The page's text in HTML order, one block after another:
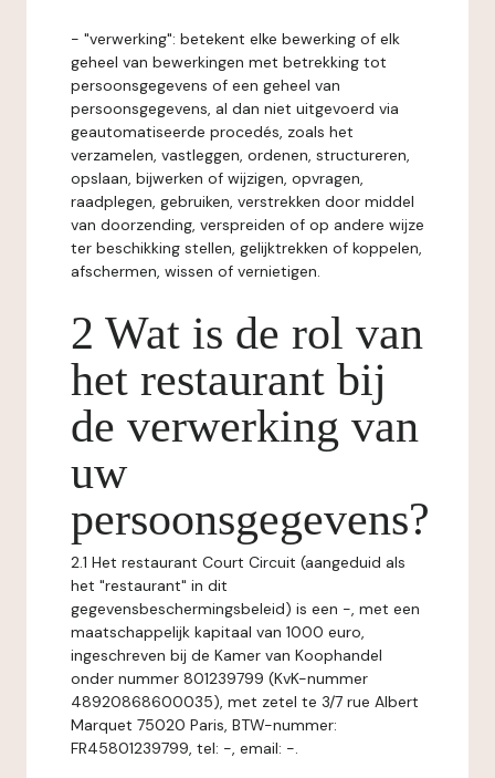
- "verwerking": betekent elke bewerking of elk
geheel van bewerkingen met betrekking tot
persoonsgegevens of een geheel van
persoonsgegevens, al dan niet uitgevoerd via
geautomatiseerde procedés, zoals het
verzamelen, vastleggen, ordenen, structureren,
opslaan, bijwerken of wijzigen, opvragen,
raadplegen, gebruiken, verstrekken door middel
van doorzending, verspreiden of op andere wijze
ter beschikking stellen, gelijktrekken of koppelen,
afschermen, wissen of vernietigen.
2 Wat is de rol van
het restaurant bij
de verwerking van
uw
persoonsgegevens?
2.1 Het restaurant Court Circuit (aangeduid als
het "restaurant" in dit
gegevensbeschermingsbeleid) is een -, met een
maatschappelijk kapitaal van 1000 euro,
ingeschreven bij de Kamer van Koophandel
onder nummer 801239799 (KvK-nummer
48920868600035), met zetel te 3/7 rue Albert
Marquet 75020 Paris, BTW-nummer:
FR45801239799, tel: -, email: -.